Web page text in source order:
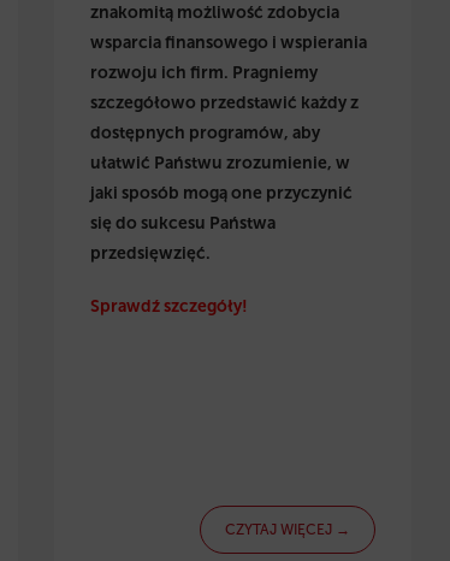
znakomitą możliwość zdobycia
wsparcia finansowego i wspierania
rozwoju ich firm. Pragniemy
szczegółowo przedstawić każdy z
dostępnych programów, aby
ułatwić Państwu zrozumienie, w
jaki sposób mogą one przyczynić
się do sukcesu Państwa
przedsięwzięć.
Sprawdź szczegóły!
CZYTAJ WIĘCEJ →